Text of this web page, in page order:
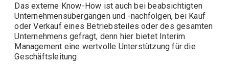
Das externe Know-How ist auch bei beabsichtigten
Unternehmensübergängen und -nachfolgen, bei Kauf
oder Verkauf eines Betriebsteiles oder des gesamten
Unternehmens gefragt, denn hier bietet Interim
Management eine wertvolle Unterstützung für die
Geschäftsleitung.